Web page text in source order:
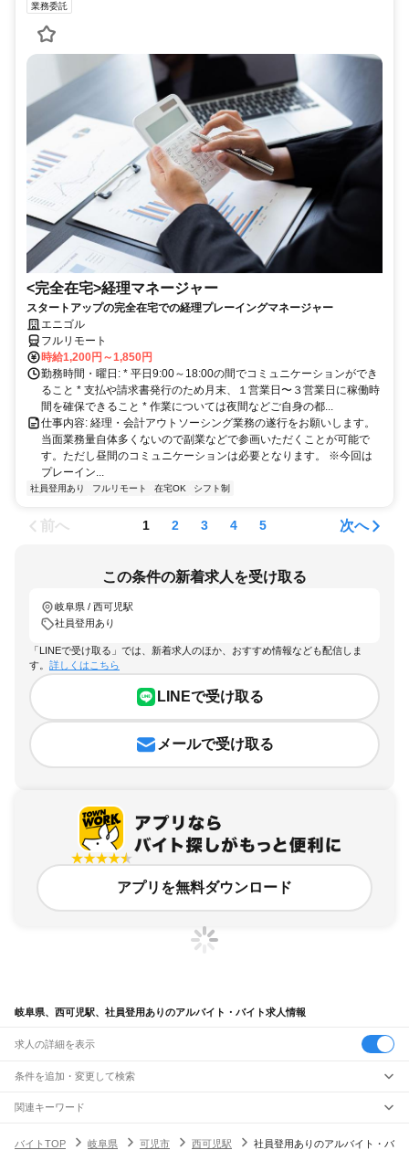
業務委託
<完全在宅>経理マネージャー
スタートアップの完全在宅での経理プレーイングマネージャー
エニゴル
フルリモート
時給1,200円～1,850円
勤務時間・曜日: * 平日9:00～18:00の間でコミュニケーションができ
ること * 支払や請求書発行のため月末、１営業日〜３営業日に稼働時
間を確保できること * 作業については夜間などご自身の都...
仕事内容: 経理・会計アウトソーシング業務の遂行をお願いします。
当面業務量自体多くないので副業などで参画いただくことが可能で
す。ただし昼間のコミュニケーションは必要となります。 ※今回は
プレーイン...
社員登用あり フルリモート 在宅OK シフト制
前へ 1 2 3 4 5 次へ
この条件の新着求人を受け取る
岐阜県 / 西可児駅
社員登用あり
「LINEで受け取る」では、新着求人のほか、おすすめ情報なども配信しま
す。 詳しくはこちら
LINEで受け取る
メールで受け取る
アプリを無料ダウンロード
岐阜県、西可児駅、社員登用ありのアルバイト・バイト求人情報
求人の詳細を表示
条件を追加・変更して検索
市区町村を追加・変更
岐阜県すべて
駅を追加・変更
関連キーワード
バイトTOP
岐阜県 可児市 西可児駅 社員登用ありのアルバイト・バ